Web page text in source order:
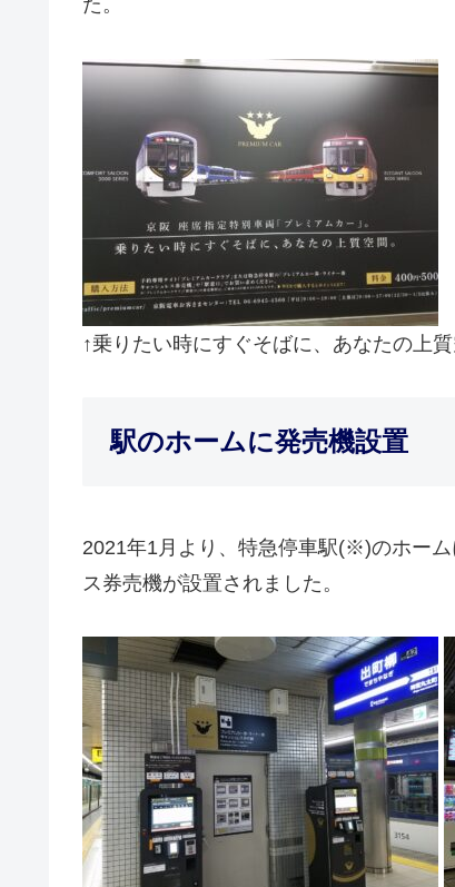
た。
↑乗りたい時にすぐそばに、あなたの上質
駅のホームに発売機設置
2021年1月より、特急停車駅(※)のホー
ス券売機が設置されました。